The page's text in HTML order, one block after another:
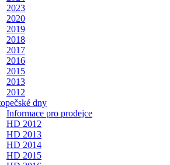
2023
2020
2019
2018
2017
2016
2015
2013
2012
dny
Informace pro prodejce
HD 2012
HD 2013
HD 2014
HD 2015